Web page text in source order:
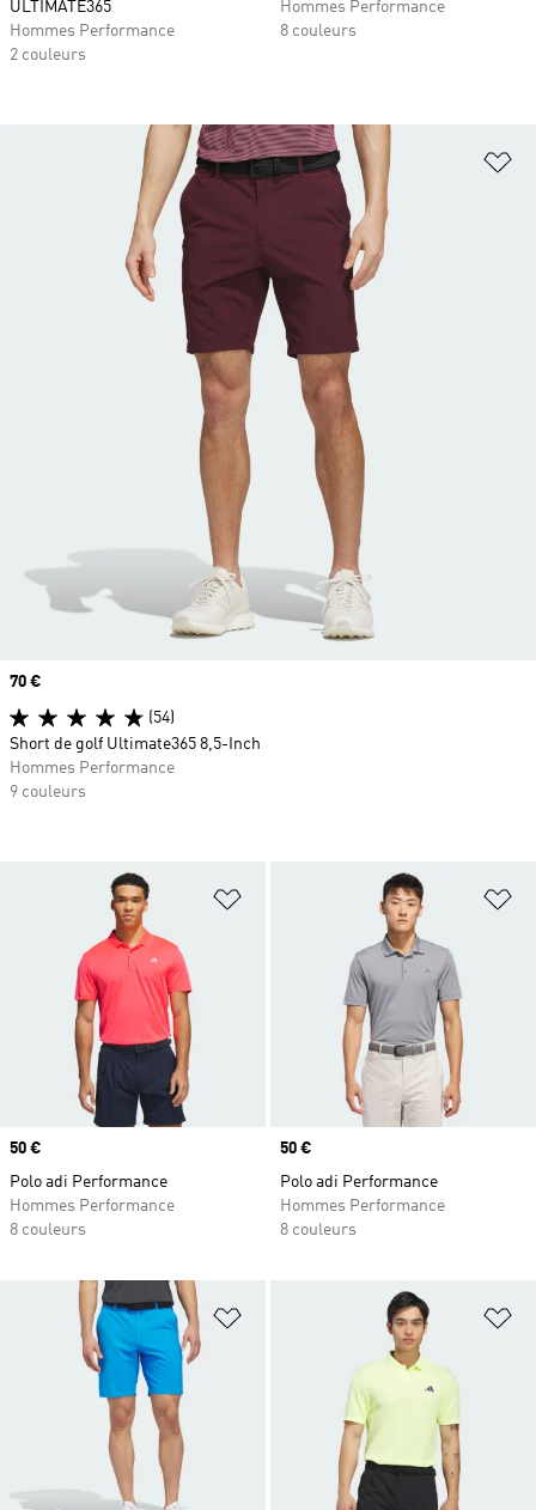
ULTIMATE365
Hommes Performance
2 couleurs
Hommes Performance
8 couleurs
Ajouter à la Liste de produits
Prix
50 €
Polo adi Performance
Hommes Performance
8 couleurs
Prix
50 €
Polo adi Performance
Hommes Performance
8 couleurs
Ajouter à la Liste de produits
Prix
70 €
(54)
Short de golf Ultimate365 8,5-Inch
Hommes Performance
9 couleurs